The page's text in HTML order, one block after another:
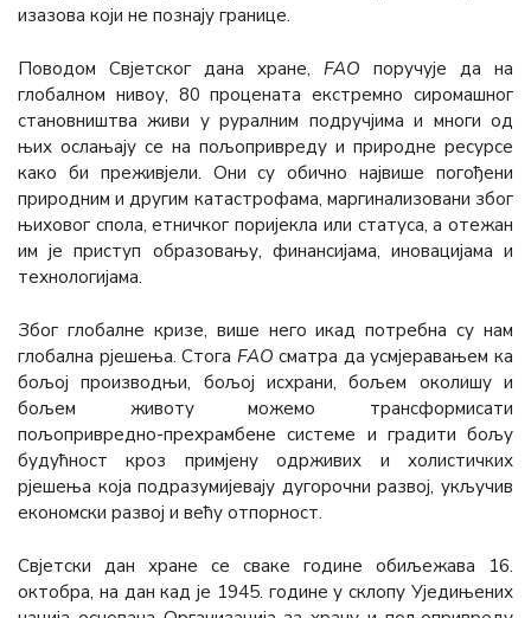
изазова који не познају границе.
Поводом Свјетског дана хране, FАО поручује да на
глобалном нивоу, 80 процената екстремно сиромашног
становништва живи у руралним подручјима и многи од
њих ослањају се на пољопривреду и природне ресурсе
како би преживјели. Они су обично највише погођени
природним и другим катастрофама, маргинализовани због
њиховог спола, етничког поријекла или статуса, а отежан
им је приступ образовању, финансијама, иновацијама и
технологијама.
Због глобалне кризе, више него икад потребна су нам
глобална рјешења. Стога FАОсматра да усмјеравањем ка
бољој производњи, бољој исхрани, бољем околишу и
бољем животу можемо трансформисати
пољопривредно-прехрамбене системе и градити бољу
будућност кроз примјену одрживих и холистичких
рјешења која подразумијевају дугорочни развој, укључив
економски развој и већу отпорност.
Свјетски дан хране се сваке године обиљежава 16.
октобра, на дан кад је 1945. године у склопу Уједињених